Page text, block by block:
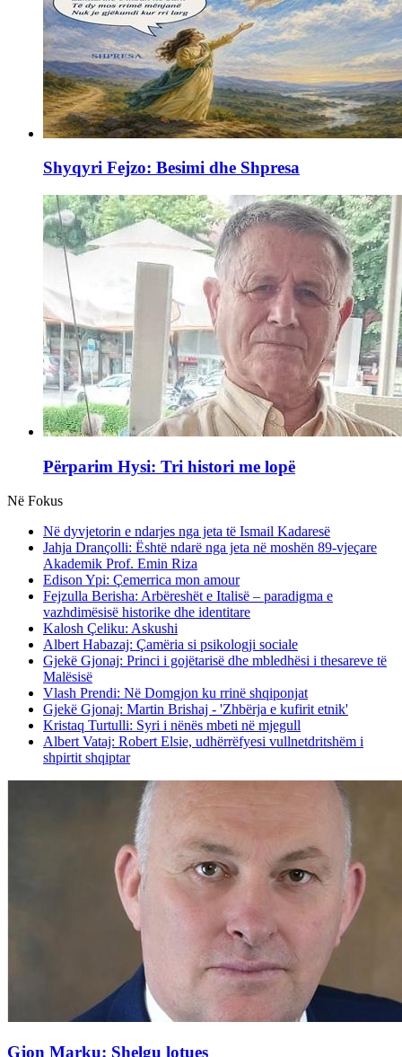
Shyqyri Fejzo: Besimi dhe Shpresa
Përparim Hysi: Tri histori me lopë
Në Fokus
Në dyvjetorin e ndarjes nga jeta të Ismail Kadaresë
Jahja Drançolli: Është ndarë nga jeta në moshën 89-vjeçare
Akademik Prof. Emin Riza
Edison Ypi: Çemerrica mon amour
Fejzulla Berisha: Arbëreshët e Italisë – paradigma e
vazhdimësisë historike dhe identitare
Kalosh Çeliku: Askushi
Albert Habazaj: Çamëria si psikologji sociale
Gjekë Gjonaj: Princi i gojëtarisë dhe mbledhësi i thesareve të
Malësisë
Vlash Prendi: Në Domgjon ku rrinë shqiponjat
Gjekë Gjonaj: Martin Brishaj - 'Zhbërja e kufirit etnik'
Kristaq Turtulli: Syri i nënës mbeti në mjegull
Albert Vataj: Robert Elsie, udhërrëfyesi vullnetdritshëm i
shpirtit shqiptar
Gjon Marku: Shelgu lotues